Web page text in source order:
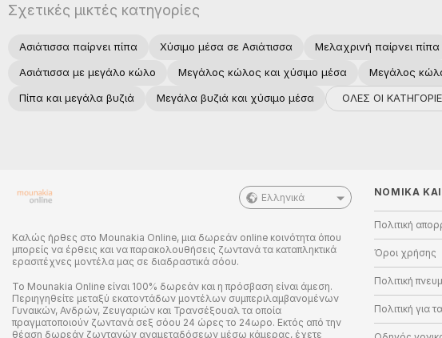
Σχετικές μικτές κατηγορίες
Ασιάτισσα παίρνει πίπα Χύσιμο μέσα σε Ασιάτισσα Μελαχρινή παίρνει πίπα
Ασιάτισσα με μεγάλο κώλο
Μεγάλος κώλος και χύσιμο μέσα Μεγάλος
Πίπα και μεγάλα βυζιά
Μεγάλα βυζιά και χύσιμο μέσα ΟΛΕΣ ΟΙ
Ελληνικά
Καλώς ήρθες στο Mounakia Online, μια δωρεάν online κοινότητα όπου
μπορείς να έρθεις και να παρακολουθήσεις ζωντανά τα καταπληκτικά
ερασιτέχνες μοντέλα μας σε διαδραστικά σόου.
Το Mounakia Online είναι 100% δωρεάν και η πρόσβαση είναι άμεση.
Περιηγηθείτε μεταξύ εκατοντάδων μοντέλων συμπεριλαμβανομένων
Γυναικών, Ανδρών, Ζευγαριών και Τρανσέξουαλ τα οποία
πραγματοποιούν ζωντανά σεξ σόου 24 ώρες το 24ωρο. Εκτός από την
θέαση δωρεάν ζωντανών αναμεταδόσεων μέσω κάμερας, έχετε
ΝΟΜΙΚΑ
Πολιτική
Όροι χρήσης
Πολιτική
Πολιτική για